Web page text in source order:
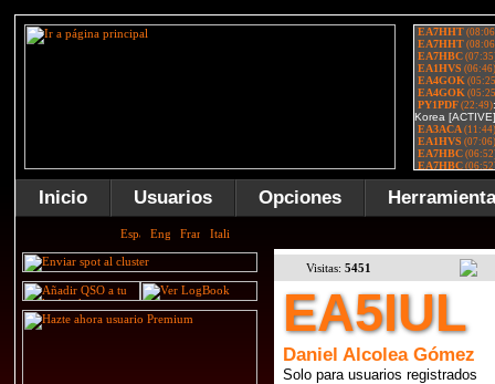
Inicio Usuarios Opciones
Visitas: 5451
EA5IUL
Daniel Alcolea Gómez
Solo para usuarios registrados